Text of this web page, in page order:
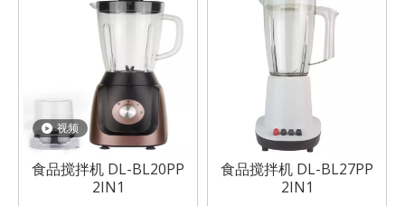
视频
食品搅拌机 DL-BL20PP
2IN1
食品搅拌机 DL-BL27PP
2IN1